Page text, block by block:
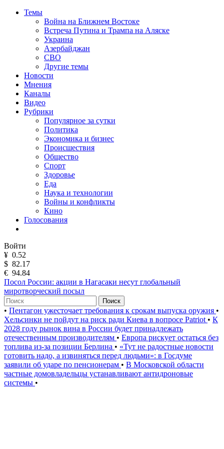
Темы
Война на Ближнем Востоке
Встреча Путина и Трампа на Аляске
Украина
Азербайджан
СВО
Другие темы
Новости
Мнения
Каналы
Видео
Рубрики
Популярное за сутки
Политика
Экономика и бизнес
Происшествия
Общество
Спорт
Здоровье
Еда
Наука и технологии
Войны и конфликты
Кино
Голосования
Войти
¥ 0.52
$ 82.17
€ 94.84
Посол России: акции в Нагасаки несут глобальный
миротворческий посыл
Поиск
• Пентагон ужесточает требования к срокам выпуска оружия •
Хельсинки не пойдут на риск ради Киева в вопросе Patriot • К
2028 году рынок вина в России будет принадлежать
отечественным производителям • Европа рискует остаться без
топлива из-за позиции Берлина • «Тут не радостные новости
готовить надо, а извиняться перед людьми»: в Госдуме
заявили об ударе по пенсионерам • В Московской области
частные домовладельцы устанавливают антидроновые
системы •